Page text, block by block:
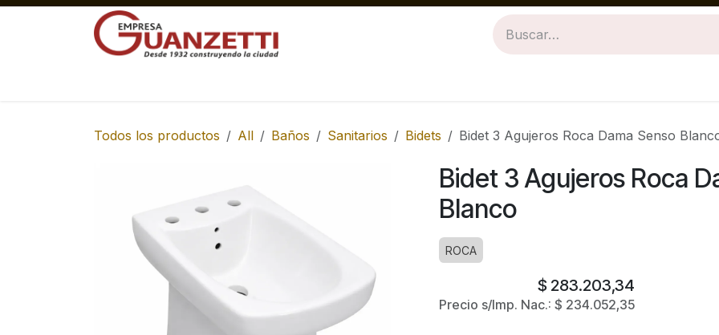
Ir al contenido
Todos los productos All Baños Sanitarios Bidets Bidet 3 Agujeros Roca Dama Senso
Bidet 3 Agujeros Roca
Blanco
ROCA
$ 283.203,34
Precio s/Imp. Nac.: $ 234.052,35